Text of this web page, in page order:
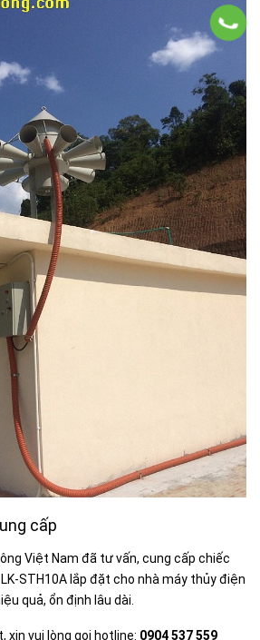
cấp
Việt Nam đã tư vấn, cung cấp chiếc
STH10A lắp đặt cho nhà máy thủy điện
quả, ổn định lâu dài.
xin vui lòng gọi hotline: 0904 537 559